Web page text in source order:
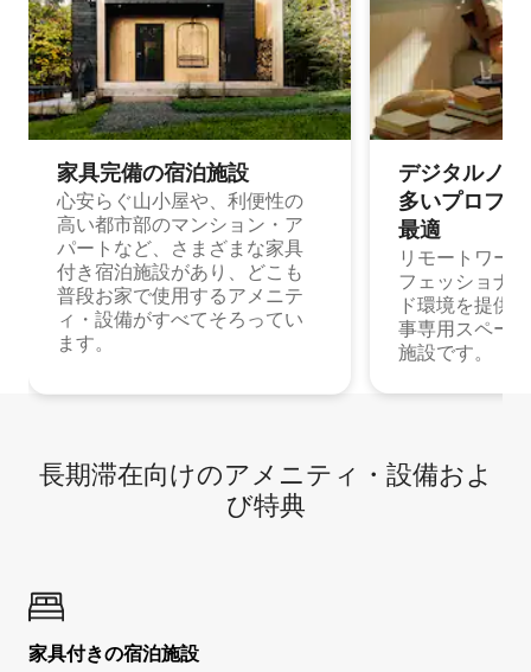
家具完備の宿⁠泊⁠施⁠設
心安らぐ山小屋や、利便性の
高い都市部のマンション・ア
パートなど、さまざまな家具
付き宿泊施設があり、どこも
普段お家で使用するアメニテ
ィ・設備がすべてそろってい
ます。
デジタルノ
多⁠いプ⁠ロ⁠フ⁠
最⁠適
リモートワー
フェッショナ
ド環境を提供
事専用スペー
施設です。
長期滞在向け⁠のア⁠メ⁠ニ⁠テ⁠ィ⁠・設⁠備⁠およ
び特⁠典
家具付き⁠の宿⁠泊⁠施⁠設